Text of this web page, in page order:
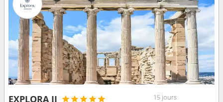
EXPLORA II
15 jours